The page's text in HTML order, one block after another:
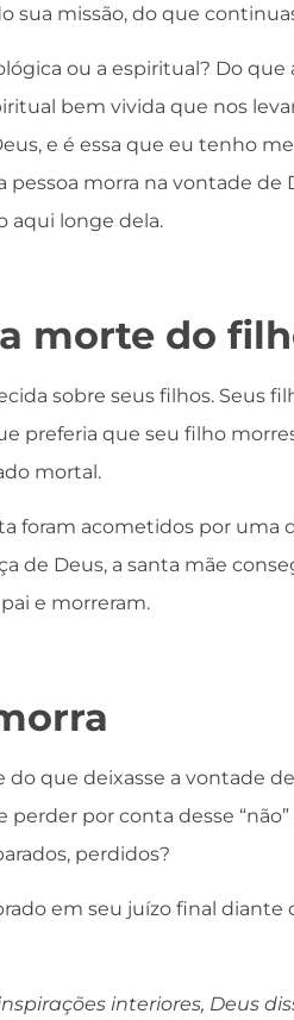
sua missão, do que
ou a espiritual? Do
bem vivida que nos
e é essa que eu tenho
pessoa morra na vontade de
aqui longe dela.
morte do
sobre seus filhos. Seus
preferia que seu filho
mortal.
foram acometidos por uma
de Deus, a santa mãe
e morreram.
que deixasse a vontade
por conta desse
perdidos?
em seu juízo final diante
interiores, Deus